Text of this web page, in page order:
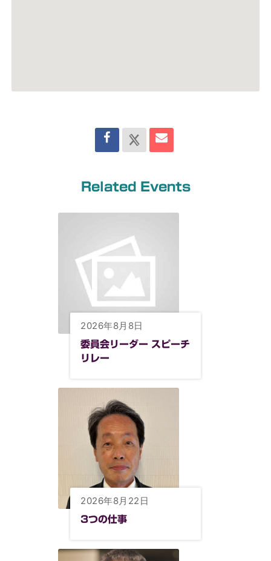
Related Events
2026年8月8日
委員会リーダー スピーチ
リレー
2026年8月22日
3つの仕事